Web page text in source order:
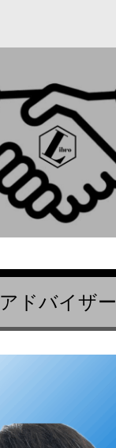
アドバイザー